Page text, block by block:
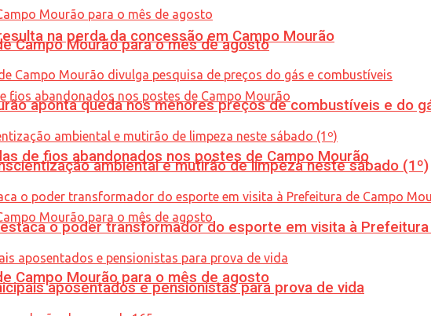
na perda da concessão em Campo Mourão
de fios abandonados nos postes de Campo Mourão
Campo Mourão para o mês de agosto
Campo Mourão para o mês de agosto
aponta queda nos menores preços de combustíveis e do
ambiental e mutirão de limpeza neste sábado (1º)
o poder transformador do esporte em visita à
aposentados e pensionistas para prova de vida